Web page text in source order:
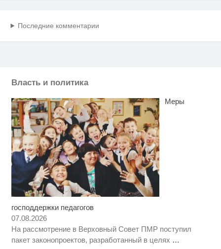
Последние комментарии
Власть и политика
Меры
господдержки педагогов
07.08.2026
На рассмотрение в Верховный Совет ПМР поступил
пакет законопроектов, разработанный в целях …
Ролик длится пару секунд, но
Королева вагона отожгла! Видео
не оставит равнодушным